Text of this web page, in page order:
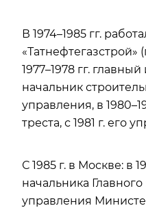
В 1974–1985 гг.
«Татнефтегазстрой»
1977–1978 гг.
начальник
управления, в
треста, с 1981 г. его
С 1985 г. в Москве: в
начальника
управления